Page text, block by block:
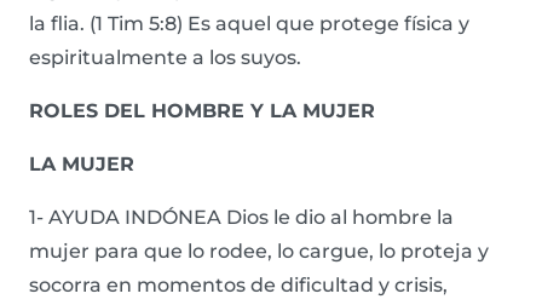
la flia. (1 Tim 5:8) Es aquel que protege física y
espiritualmente a los suyos.
ROLES DEL HOMBRE Y LA MUJER
LA MUJER
1- AYUDA INDÓNEA Dios le dio al hombre la
mujer para que lo rodee, lo cargue, lo proteja y
socorra en momentos de dificultad y crisis,